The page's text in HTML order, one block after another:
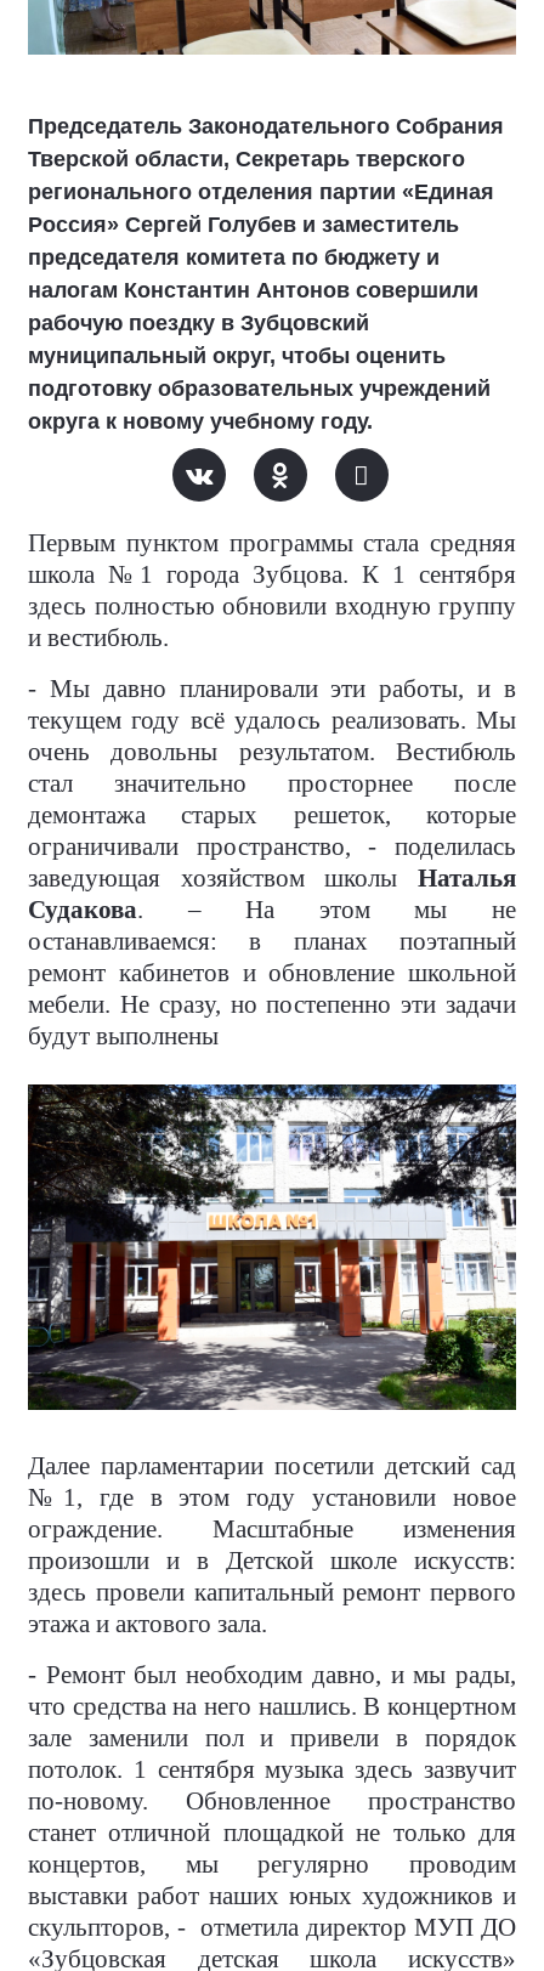
Председатель Законодательного Собрания
Тверской области, Секретарь тверского
регионального отделения партии «Единая
Россия» Сергей Голубев и заместитель
председателя комитета по бюджету и
налогам Константин Антонов совершили
рабочую поездку в Зубцовский
муниципальный округ, чтобы оценить
подготовку образовательных учреждений
округа к новому учебному году.
Первым пунктом программы стала средняя
школа №1 города Зубцова. К 1 сентября
здесь полностью обновили входную группу
и вестибюль.
- Мы давно планировали эти работы, и в
текущем году всё удалось реализовать. Мы
очень довольны результатом. Вестибюль
стал значительно просторнее после
демонтажа старых решеток, которые
ограничивали пространство, - поделилась
заведующая хозяйством школы Наталья
Судакова. – На этом мы не
останавливаемся: в планах поэтапный
ремонт кабинетов и обновление школьной
мебели. Не сразу, но постепенно эти задачи
будут выполнены
Далее парламентарии посетили детский сад
№1, где в этом году установили новое
ограждение. Масштабные изменения
произошли и в Детской школе искусств:
здесь провели капитальный ремонт первого
этажа и актового зала.
- Ремонт был необходим давно, и мы рады,
что средства на него нашлись. В концертном
зале заменили пол и привели в порядок
потолок. 1 сентября музыка здесь зазвучит
по-новому. Обновленное пространство
станет отличной площадкой не только для
концертов, мы регулярно проводим
выставки работ наших юных художников и
скульпторов, - отметила директор МУП ДО
«Зубцовская детская школа искусств»